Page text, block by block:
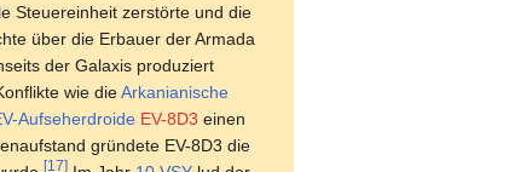
Steuereinheit zerstörte und die
über die Erbauer der Armada
der Galaxis produziert
wie dieArkanianische
Aufseherdroide EV-8D3 einen
gründete EV-8D3 die
[17]